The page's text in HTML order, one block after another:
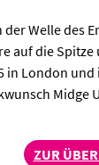
Welle des
auf die
in London
Midge
ZUR